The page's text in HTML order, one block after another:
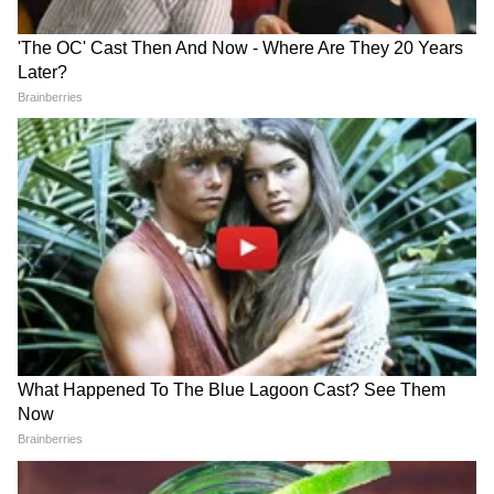
बोलवते आणि आपल्या बहिणीला विदाई देण्याच्या
बहाण्याने त्यात बसवते. मात्र, काही वेळातच संशय
आल्याने वर आणि त्याचे कुटुंबही दुसऱ्या ऑटोने पाठलाग
करू लागले.
वाटेतच वराच्या कुटुंबाने ऑटो थांबवला, पण तोपर्यंत दुल्हन
आणि तिची बहीण पळून जाण्यात यशस्वी झाल्या होत्या.
घटनास्थळी असलेला दलाल मोनू आणि दुल्हेचा मेहुणा
मनोज पकडले गेले.
दुल्हनचा शोध घेत आहे पोलीस
दलाल मोनूने आधीच लग्नाच्या नावाखाली ३५ हजार रुपये
घेतले होते. दुल्हाला सोन्याच्या दोन अंगठ्या आणि
मंगळसूत्रही घालण्यात आले होते. पोलिसांनी दोन्ही
RECOMMENDED STORIES